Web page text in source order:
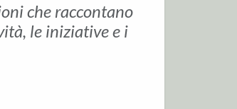
che raccontano
le iniziative e i